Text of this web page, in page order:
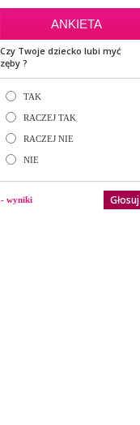
ANKIETA
Czy Twoje dziecko lubi myć
zęby ?
TAK
RACZEJ TAK
RACZEJ NIE
NIE
- wyniki Głosuj